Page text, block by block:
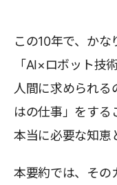
この10年で、かな
「AI×ロボット技
人間に求められる
はの仕事」をする
本当に必要な知恵
本要約では、その